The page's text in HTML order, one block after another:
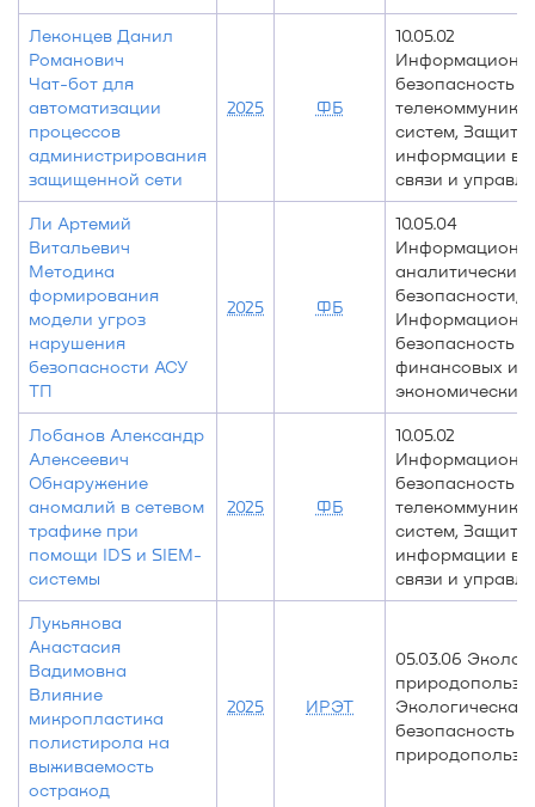
Леконцев Данил
Романович
Чат-бот для
автоматизации
процессов
администрирования
защищенной сети
2025 ФБ
10.05.02
безопасность
систем, Защита
информации в
связи и
Ли Артемий
Витальевич
Методика
формирования
модели угроз
нарушения
безопасности АСУ
ТП
2025 ФБ
10.05.04
аналитические
безопасности,
безопасность
финансовых и
экономических
Лобанов Александр
Алексеевич
Обнаружение
аномалий в сетевом
трафике при
помощи IDS и SIEM-
системы
2025 ФБ
10.05.02
безопасность
систем, Защита
информации в
связи и
Лукьянова
Анастасия
Вадимовна
Влияние
микропластика
полистирола на
выживаемость
остракод
2025 ИРЭТ
05.03.06
Экологическая
безопасность